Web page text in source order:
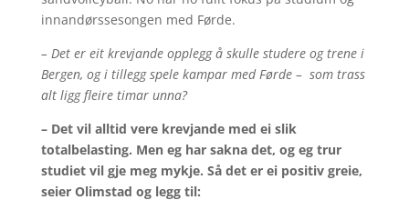
innandørssesongen med Førde.
– Det er eit krevjande opplegg å skulle studere og trene i
Bergen, og i tillegg spele kampar med Førde – som trass
alt ligg fleire timar unna?
– Det vil alltid vere krevjande med ei slik
totalbelasting. Men eg har sakna det, og eg trur
studiet vil gje meg mykje. Så det er ei positiv greie,
seier Olimstad og legg til: